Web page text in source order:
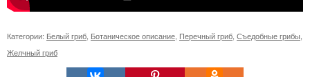
Категории: Белый гриб Ботаническое описание Перечный гриб Съедобные грибы
Желчный гриб